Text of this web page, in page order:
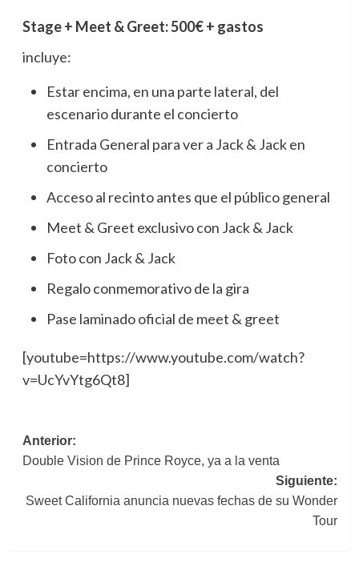
Stage + Meet & Greet: 500€ + gastos
incluye:
Estar encima, en una parte lateral, del
escenario durante el concierto
Entrada General para ver a Jack & Jack en
concierto
Acceso al recinto antes que el público general
Meet & Greet exclusivo con Jack & Jack
Foto con Jack & Jack
Regalo conmemorativo de la gira
Pase laminado oficial de meet & greet
[youtube=https://www.youtube.com/watch?
v=UcYvYtg6Qt8]
Navegación
de
entradas
Anterior:
Double Vision de Prince Royce, ya a la venta
Siguiente:
Sweet California anuncia nuevas fechas de su Wonder
Tour